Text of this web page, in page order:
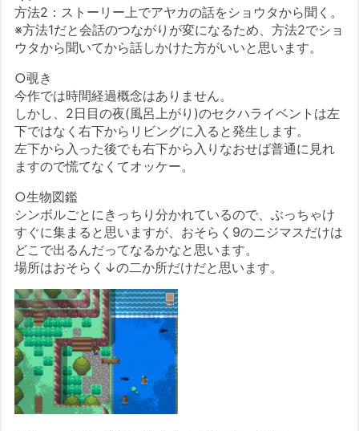
方法2：ストーリー上でアヤカの話をショウタから聞く。
※方法1だと会話のつながりが変になるため、方法2でショ
ウタから聞いてから話しかけた方がいいと思います。
○覗き
今作では時間経過概念はありません。
しかし、2日目の夜(風呂上がり)のセクハライベントは左
下ではなく右下からリビングに入ると発生します。
左下から入った後でも右下から入りなおせば普通に見れ
ますので慌てなくてオッケー。
○生物図鑑
シンボルごとにきっちり分かれているので、ぶっちゃけ
すぐに集まると思いますが、おそらく9のニジマスだけは
どこで出るんだってなるかなと思います。
場所はおそらく↓の二か所だけだと思います。